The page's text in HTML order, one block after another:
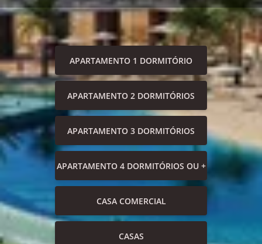
APARTAMENTO 1 DORMITÓRIO
APARTAMENTO 2 DORMITÓRIOS
APARTAMENTO 3 DORMITÓRIOS
APARTAMENTO 4 DORMITÓRIOS OU +
CASA COMERCIAL
CASAS